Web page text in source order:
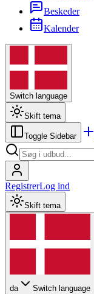
Beskeder
Kalender
Switch language
Skift tema
Toggle Sidebar
RegistrerLog ind
Skift tema
da Switch language